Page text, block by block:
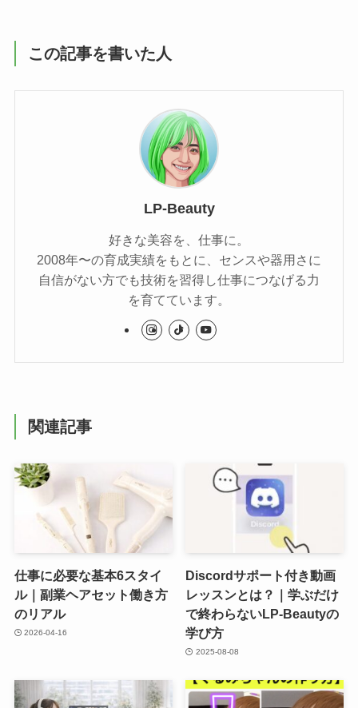
この記事を書いた人
LP-Beauty
好きな美容を、仕事に。
2008年〜の育成実績をもとに、センスや器用さに
自信がない方でも技術を習得し仕事につなげる力
を育てています。
関連記事
仕事に必要な基本6スタイ
ル｜副業ヘアセット働き方
のリアル
2026-04-16
Discordサポート付き動画
レッスンとは？｜学ぶだけ
で終わらないLP-Beautyの
学び方
2025-08-08